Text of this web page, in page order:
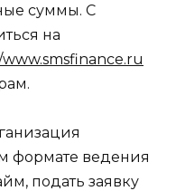
суммы. С
на
формате ведения
подать заявку